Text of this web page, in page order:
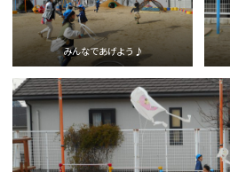
みんなであげよう♪